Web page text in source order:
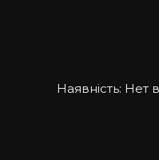
Наявність: Нет